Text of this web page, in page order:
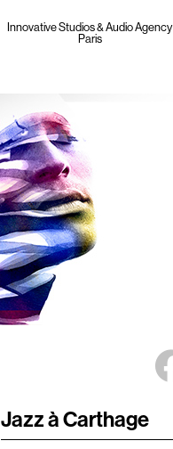
Innovative Studios & Audio Agency
Paris
Jazz à Carthage